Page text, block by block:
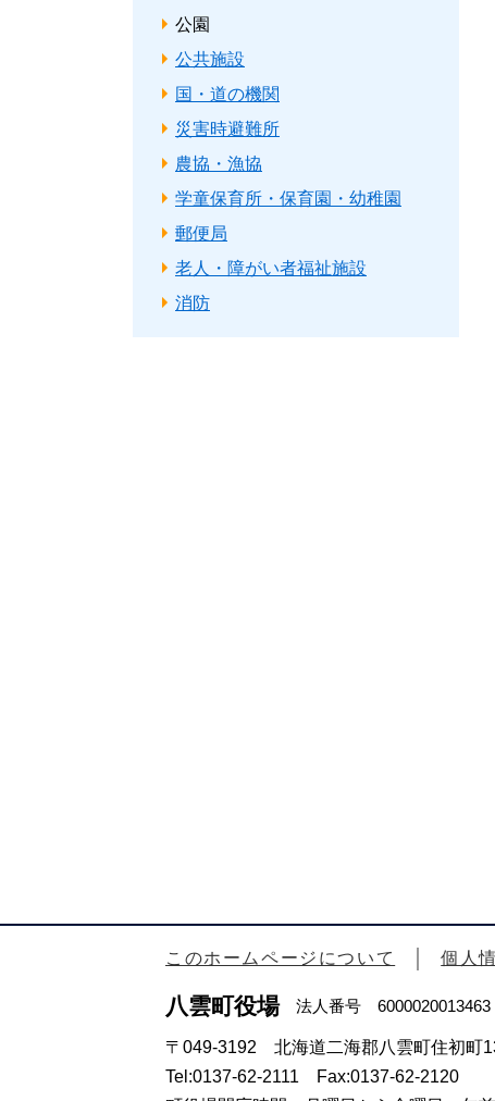
公園
公共施設
国・道の機関
災害時避難所
農協・漁協
学童保育所・保育園・幼稚園
郵便局
老人・障がい者福祉施設
消防
このホームページについて 個人
八雲町役場法人番号 6000020013463
〒049-3192 北海道二海郡八雲町住初町
Tel:0137-62-2111 Fax:0137-62-2120